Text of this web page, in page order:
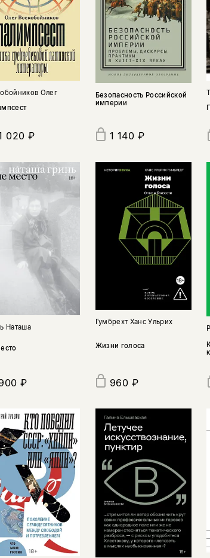
Олег
020 ₽
Безопасность Российской
империи
1 140 ₽
Наташа
₽
Гумбрехт Ханс Ульрих
Жизни голоса
960 ₽